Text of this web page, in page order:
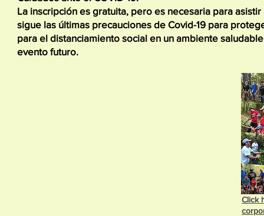
La inscripción es gratuita, pero es necesaria para
sigue las últimas precauciones de Covid-19 para
para el distanciamiento social en un ambiente
evento futuro.
Click